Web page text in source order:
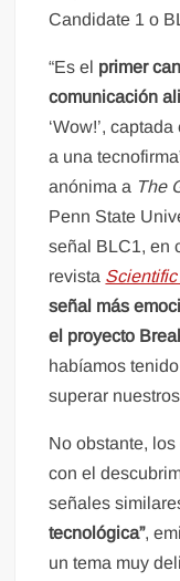
Candidate 1 o
“Es el primer
comunicación
‘Wow!’,
a una
anónima a The
Penn State
señal BLC1, en
revista
señal más
el proyecto
habíamos
superar
No obstante,
con el
señales
tecnológica”,
un tema muy